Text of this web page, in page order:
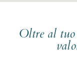
Oltre al tuo